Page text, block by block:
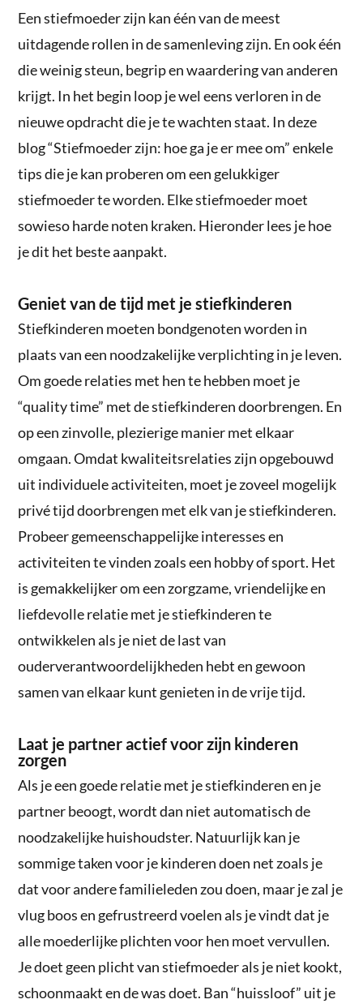
Een stiefmoeder zijn kan één van de meest
uitdagende rollen in de samenleving zijn. En ook één
die weinig steun, begrip en waardering van anderen
krijgt. In het begin loop je wel eens verloren in de
nieuwe opdracht die je te wachten staat. In deze
blog “Stiefmoeder zijn: hoe ga je er mee om” enkele
tips die je kan proberen om een gelukkiger
stiefmoeder te worden. Elke stiefmoeder moet
sowieso harde noten kraken. Hieronder lees je hoe
je dit het beste aanpakt.
Geniet van de tijd met je stiefkinderen
Stiefkinderen moeten bondgenoten worden in
plaats van een noodzakelijke verplichting in je leven.
Om goede relaties met hen te hebben moet je
“quality time” met de stiefkinderen doorbrengen. En
op een zinvolle, plezierige manier met elkaar
omgaan. Omdat kwaliteitsrelaties zijn opgebouwd
uit individuele activiteiten, moet je zoveel mogelijk
privé tijd doorbrengen met elk van je stiefkinderen.
Probeer gemeenschappelijke interesses en
activiteiten te vinden zoals een hobby of sport. Het
is gemakkelijker om een zorgzame, vriendelijke en
liefdevolle relatie met je stiefkinderen te
ontwikkelen als je niet de last van
ouderverantwoordelijkheden hebt en gewoon
samen van elkaar kunt genieten in de vrije tijd.
Laat je partner actief voor zijn kinderen
zorgen
Als je een goede relatie met je stiefkinderen en je
partner beoogt, wordt dan niet automatisch de
noodzakelijke huishoudster. Natuurlijk kan je
sommige taken voor je kinderen doen net zoals je
dat voor andere familieleden zou doen, maar je zal je
vlug boos en gefrustreerd voelen als je vindt dat je
alle moederlijke plichten voor hen moet vervullen.
Je doet geen plicht van stiefmoeder als je niet kookt,
schoonmaakt en de was doet. Ban “huissloof” uit je